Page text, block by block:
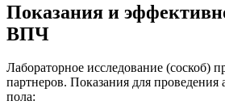
Показания и
ВПЧ
Лабораторное исследование (соскоб)
партнеров. Показания для проведения
пола: